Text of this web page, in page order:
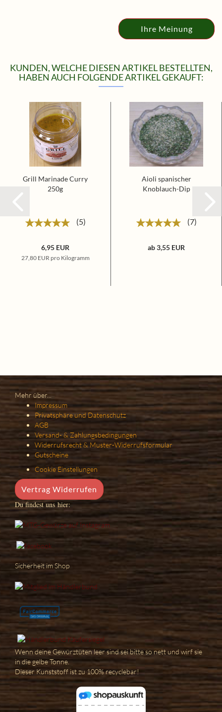
Ihre Meinung
KUNDEN, WELCHE DIESEN ARTIKEL BESTELLTEN,
HABEN AUCH FOLGENDE ARTIKEL GEKAUFT:
Grill Marinade Curry
250g
5
6,95 EUR
27,80 EUR pro Kilogramm
Aioli spanischer
Knoblauch-Dip
7
ab 3,55 EUR
Mehr über...
Impressum
Privatsphäre und Datenschutz
AGB
Versand- & Zahlungsbedingungen
Widerrufsrecht & Muster-Widerrufsformular
Gutscheine
Cookie Einstellungen
Vertrag Widerrufen
Du findest uns hier:
Sicherheit im Shop
Wenn deine Gewürztüten leer sind sei bitte so nett und wirf sie
in die gelbe Tonne.
Dieser Kunststoff ist zu 100% recyclebar!